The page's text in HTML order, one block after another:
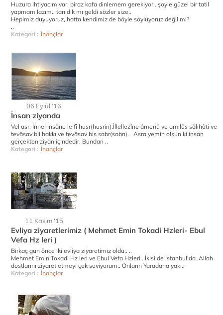
Huzura ihtiyacım var, biraz kafa dinlemem gerekiyor.. şöyle güzel bir tatil
yapmam lazım.. tanıdık mı geldi sözler size..
Hepimiz duyuyoruz, hatta kendimiz de böyle söylüyoruz değil mi?
..
Kategori : İnançlar
06 Eylül '16
İnsan ziyanda
Vel asr. İnnel insâne le fî husr(husrin).İllellezîne âmenû ve amilûs sâlihâti ve
tevâsav bil hakkı ve tevâsav bis sabr(sabrı). Asra yemin olsun ki insan
gerçekten ziyan içindedir. Bundan ..
Kategori : İnançlar
11 Kasım '15
Evliya ziyaretlerimiz ( Mehmet Emin Tokadi Hzleri- Ebul
Vefa Hz leri )
Birkaç gün önce iki evliya ziyaretimiz oldu.. ..
Mehmet Emin Tokadi Hz leri ve Ebul Vefa Hzleri.. İkisi de İstanbul'da..Allah
dostlarını ziyaret etmeyi çok seviyorum.. Onların Yaradana yakı..
Kategori : İnançlar